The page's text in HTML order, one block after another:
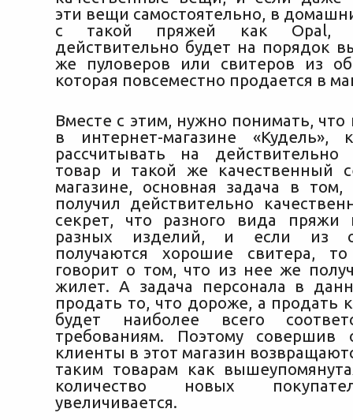
эти вещи самостоятельно, в
с такой пряжей как Opal,
действительно будет на порядок
же пуловеров или свитеров из
которая повсеместно продается в
Вместе с этим, нужно понимать, что
в интернет-магазине «Кудель»,
рассчитывать на действительно
товар и такой же качественный
магазине, основная задача в
получил действительно
секрет, что разного вида пряжи
разных изделий, и если из
получаются хорошие свитера,
говорит о том, что из нее же
жилет. А задача персонала в
продать то, что дороже, а продать
будет наиболее всего
требованиям. Поэтому совершив
клиенты в этот магазин
таким товарам как
количество новых
увеличивается.